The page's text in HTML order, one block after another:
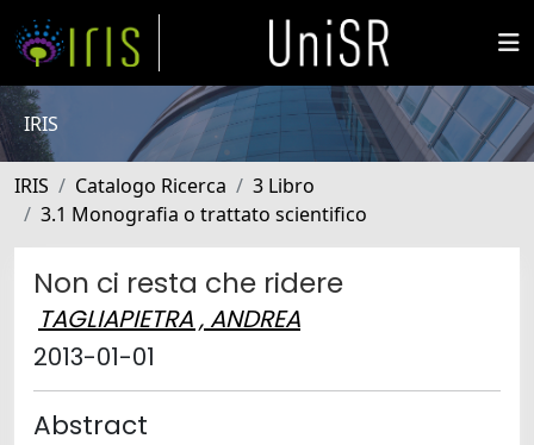
IRIS
IRIS Catalogo Ricerca
3 Libro
3.1 Monografia o trattato scientifico
Non ci resta che ridere
TAGLIAPIETRA , ANDREA
2013-01-01
Abstract